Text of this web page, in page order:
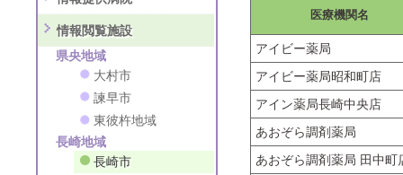
医療機関名
アイビー薬局
アイビー薬局昭和町店
アイン薬局長崎中央店
あおぞら調剤薬局
あおぞら調剤薬局 田中町
情報閲覧施設
県央地域
大村市
諫早市
東彼杵地域
長崎地域
長崎市